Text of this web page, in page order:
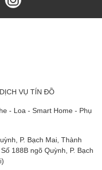
VỤ TÍN ĐỒ
- Loa - Smart Home - Phụ
P. Bạch Mai, Thành
188B ngõ Quỳnh, P. Bạch